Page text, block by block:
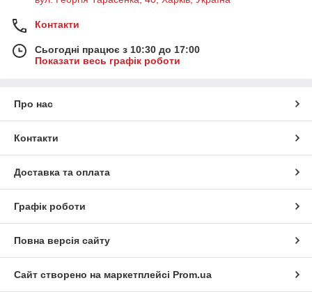
Контакти
Сьогодні працює з 10:30 до 17:00
Показати весь графік роботи
Про нас
Контакти
Доставка та оплата
Графік роботи
Повна версія сайту
Сайт створено на маркетплейсі Prom.ua